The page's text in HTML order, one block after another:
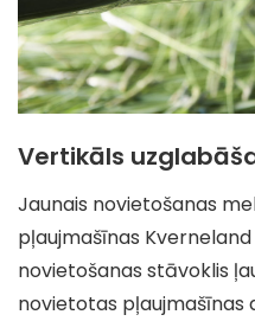
Vertikāls
Jaunais novietošanas
pļaujmašīnas
novietošanas stāvoklis
novietotas pļaujmašīnas